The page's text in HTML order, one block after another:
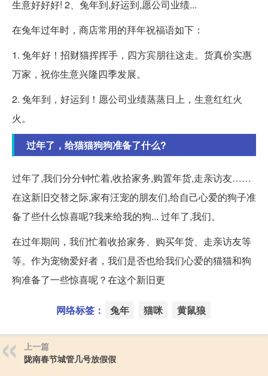
生意好好好! 2、兔年到,好运到,愿公司业绩...
在兔年过年时，商店常用的拜年祝福语如下：
1. 兔年好！招财猫挥挥手，四方宾朋往这走。货真价实惠
万家，祝你生意兴隆四季发展。
2. 兔年到，好运到！愿公司业绩蒸蒸日上，生意红红火
火。
过年了，给猫猫狗狗准备了什么?
过年了,我们分分钟忙着,收拾家务,购置年货,走亲访友……
在这新旧交替之际,家有汪宠的朋友们,给自己心爱的狗子准
备了些什么惊喜呢?我来给我的狗... 过年了,我们。
在过年期间，我们忙着收拾家务、购买年货、走亲访友等
等。作为宠物爱好者，我们是否也给我们心爱的猫猫和狗
狗准备了一些惊喜呢？在这个新旧更
网络标签： 兔年 猫咪 黄鼠狼
上一篇
陇南春节城管几号放假假